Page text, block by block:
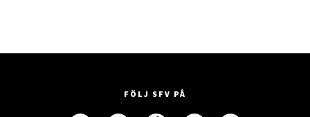
FÖLJ SFV PÅ